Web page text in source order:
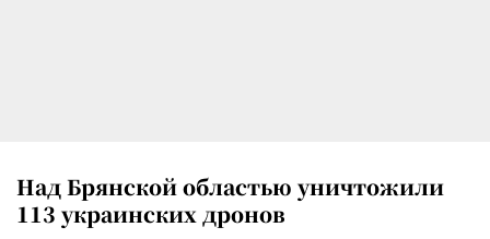
Над Брянской областью уничтожили
113 украинских дронов